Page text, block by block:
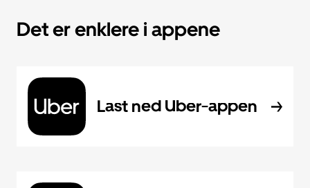
Det er enklere i appene
Last ned Uber-appen